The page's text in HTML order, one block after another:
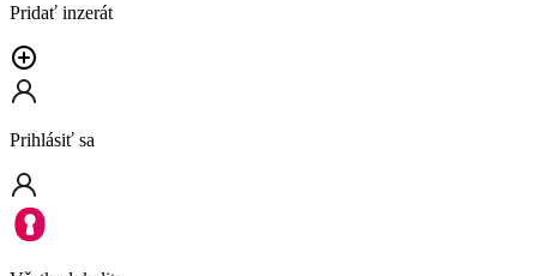
Pridať inzerát
Prihlásiť sa